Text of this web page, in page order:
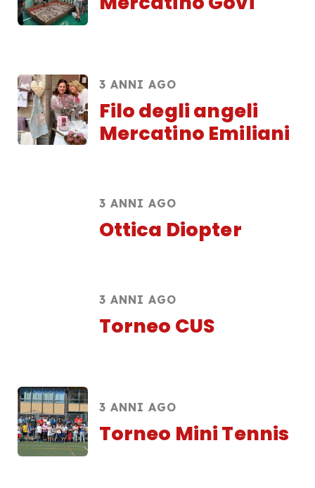
3 ANNI AGO
Filo degli angeli
Mercatino Emiliani
3 ANNI AGO
Ottica Diopter
3 ANNI AGO
Torneo CUS
3 ANNI AGO
Torneo Mini Tennis